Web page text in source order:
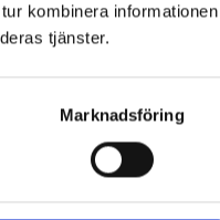
kombinera informationen
tjänster.
Marknadsföring